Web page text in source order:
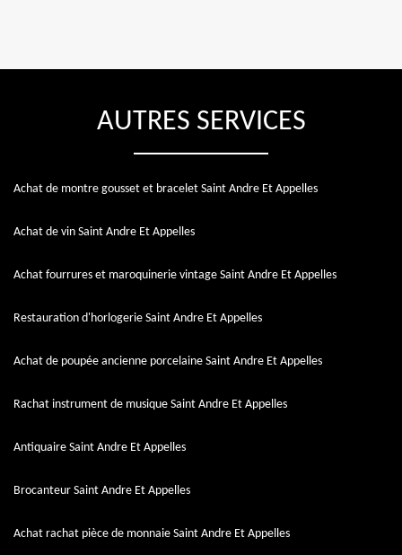
AUTRES SERVICES
Achat de montre gousset et bracelet Saint Andre Et Appelles
Achat de vin Saint Andre Et Appelles
Achat fourrures et maroquinerie vintage Saint Andre Et Appelles
Restauration d'horlogerie Saint Andre Et Appelles
Achat de poupée ancienne porcelaine Saint Andre Et Appelles
Rachat instrument de musique Saint Andre Et Appelles
Antiquaire Saint Andre Et Appelles
Brocanteur Saint Andre Et Appelles
Achat rachat pièce de monnaie Saint Andre Et Appelles